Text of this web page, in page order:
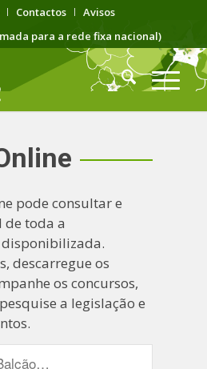
Contactos
Avisos
para a rede fixa nacional)
pode consultar e
toda a
descarregue os
os concursos,
a legislação e